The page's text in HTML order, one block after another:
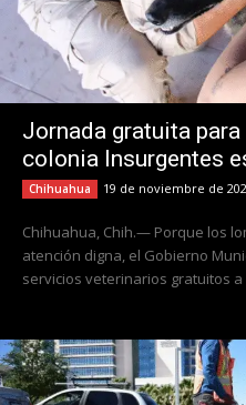
Jornada gratuita
colonia Insurgentes
Chihuahua 19 de noviembre de
Chihuahua, Chih.— Porque los
atención digna, el Gobierno
servicios veterinarios gratuitos a